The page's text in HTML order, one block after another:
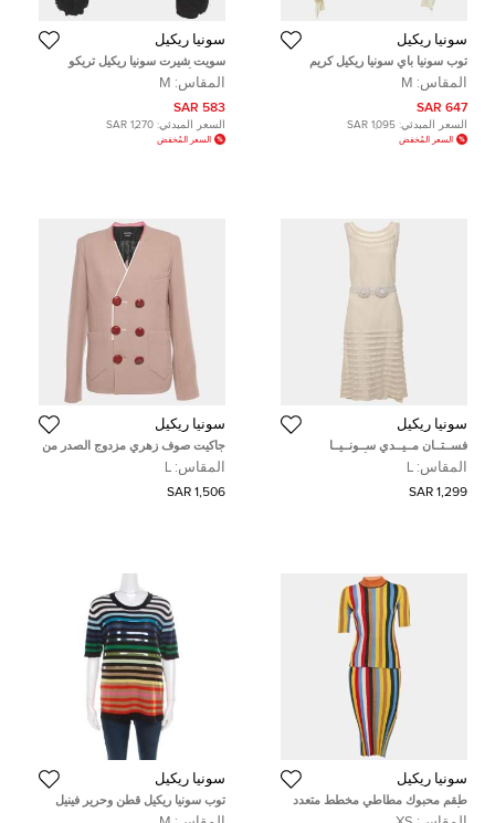
سونيا ريكيل
توب سونيا باي سونيا ريكيل كريم
كريب مزين بياقة على شكل V ميديوم
المقاس: M
647 SAR
السعر المبدئي: 1,095 SAR
السعر المُخفض
سونيا ريكيل
سويت شيرت سونيا ريكيل تريكو
مفتوح أسود متوسط
المقاس: M
583 SAR
السعر المبدئي: 1,270 SAR
السعر المُخفض
سونيا ريكيل
فســتــان مــيــدي ســونــيــا
ريــكــيــل بــوبــلــن أرــجــوانــي
مــش بــطــبــقــات بــحــزام كــبــيــر
المقاس: L
1,299 SAR
سونيا ريكيل
جاكيت صوف زهري مزدوج الصدر من
سونيا ريكيل مقاس كبير
المقاس: L
1,506 SAR
سونيا ريكيل
طقم محبوك مطاطي مخطط متعدد
الألوان سونيا ريكل حجم صغير
سونيا ريكيل
توب سونيا ريكيل قطن وحرير فينيل
متعدد الألوان M